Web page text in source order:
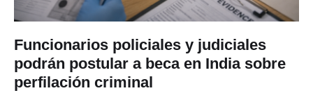
Funcionarios policiales y judiciales
podrán postular a beca en India sobre
perfilación criminal